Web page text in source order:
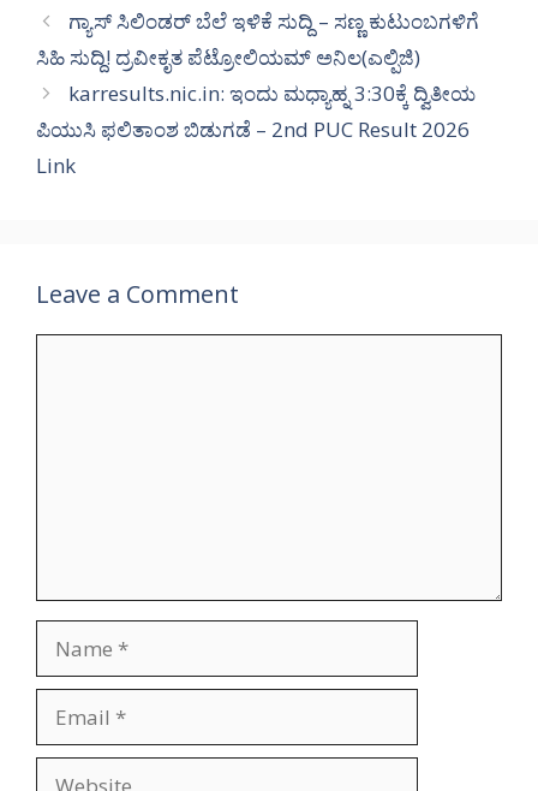
ಗ್ಯಾಸ್ ಸಿಲಿಂಡರ್ ಬೆಲೆ ಇಳಿಕೆ ಸುದ್ದಿ – ಸಣ್ಣ ಕುಟುಂಬಗಳಿಗೆ
ಸಿಹಿ ಸುದ್ದಿ! ದ್ರವೀಕೃತ ಪೆಟ್ರೋಲಿಯಮ್ ಅನಿಲ(ಎಲ್ಪಿಜಿ)
karresults.nic.in: ಇಂದು ಮಧ್ಯಾಹ್ನ 3:30ಕ್ಕೆ ದ್ವಿತೀಯ
ಪಿಯುಸಿ ಫಲಿತಾಂಶ ಬಿಡುಗಡೆ – 2nd PUC Result 2026
Link
Leave a Comment